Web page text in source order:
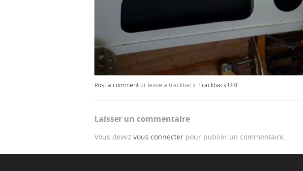
Post a commentor leave a trackback: Trackback URL
Laisser un commentaire
Vous devez vous connecter pour publier un commentaire.